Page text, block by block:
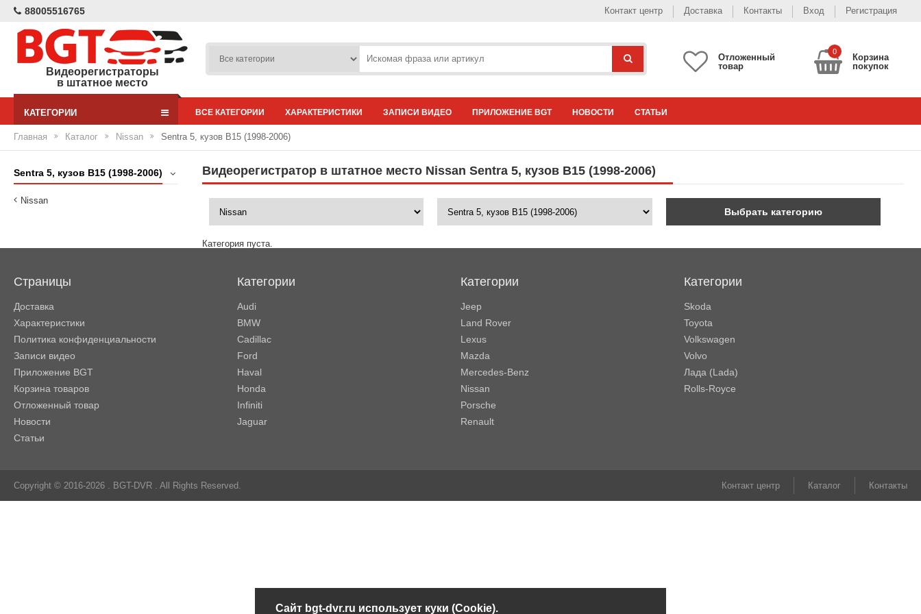
88005516765 Контакт центр Доставка Контакты Вход Регистрация
Видеорегистраторы
в штатное место
Отложенный
товар
0
Корзина
покупок
КАТЕГОРИИ ВСЕ КАТЕГОРИИ ХАРАКТЕРИСТИКИ ЗАПИСИ ВИДЕО ПРИЛОЖЕНИЕ BGT НОВОСТИ СТАТЬИ
Главная Каталог Nissan Sentra 5, кузов B15 (1998-2006)
Sentra 5, кузов B15 (1998-2006)
Nissan
Видеорегистратор в штатное место Nissan Sentra 5, кузов B15 (1998-2006)
Выбрать категорию
Категория пуста.
Страницы
Доставка
Характеристики
Политика конфиденциальности
Записи видео
Приложение BGT
Корзина товаров
Отложенный товар
Новости
Статьи
Категории
Audi
BMW
Cadillac
Ford
Haval
Honda
Infiniti
Jaguar
Категории
Jeep
Land Rover
Lexus
Mazda
Mercedes-Benz
Nissan
Porsche
Renault
Категории
Skoda
Toyota
Volkswagen
Volvo
Лада (Lada)
Rolls-Royce
Copyright © 2016-2026 . BGT-DVR . All Rights Reserved. Контакт центр Каталог Контакты
Сайт bgt-dvr.ru использует куки (Cookie).